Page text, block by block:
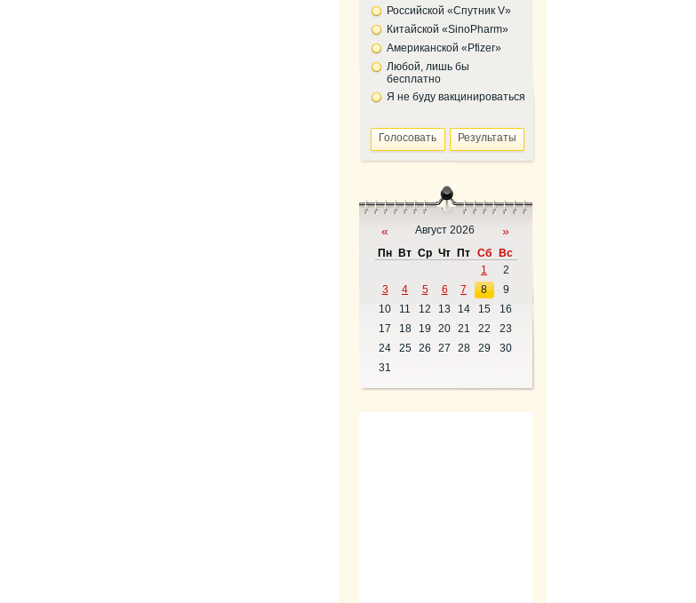
Российской «Спутник V»
Китайской «SinoPharm»
Американской «Pfizer»
Любой, лишь бы
бесплатно
Я не буду вакцинироваться
« Август 2026 »
Пн Вт Ср Чт Пт Сб
Вс
1
2
3
4 5 6 7 8
9
10
11 12 13 14 15
16
17
18 19 20 21 22
23
24
25 26 27 28 29
30
31